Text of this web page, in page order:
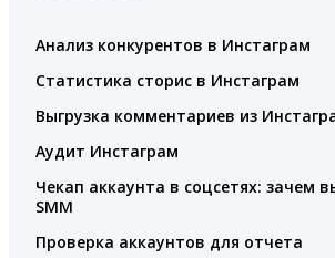
Анализ конкурентов в Инстаграм
Статистика сторис в Инстаграм
Выгрузка комментариев из
Аудит Инстаграм
Чекап аккаунта в соцсетях: зачем
SMM
Проверка аккаунтов для отчета